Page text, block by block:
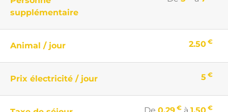
supplémentaire
Animal / jour 2.50 €
Prix électricité / jour 5 €
€ €